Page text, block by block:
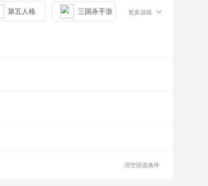
第五人格 三国杀手游 更多游戏
清空筛选条件